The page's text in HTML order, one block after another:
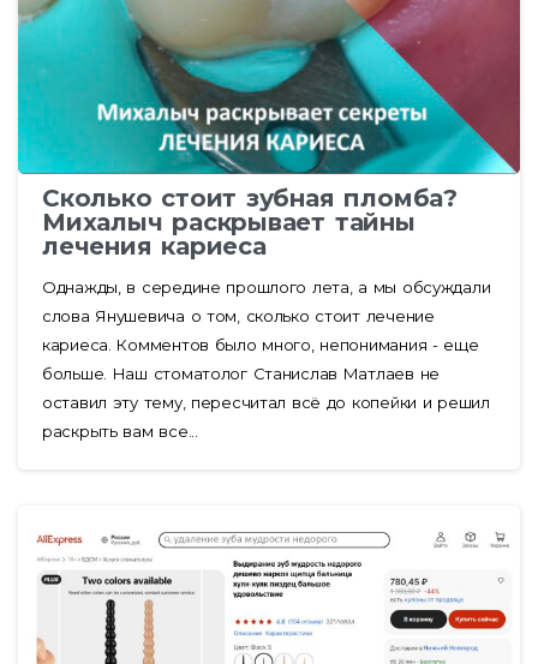
Сколько стоит зубная пломба?
Михалыч раскрывает тайны
лечения кариеса
Однажды, в середине прошлого лета, а мы обсуждали
слова Янушевича о том, сколько стоит лечение
кариеса. Комментов было много, непонимания - еще
больше. Наш стоматолог Станислав Матлаев не
оставил эту тему, пересчитал всё до копейки и решил
раскрыть вам все...